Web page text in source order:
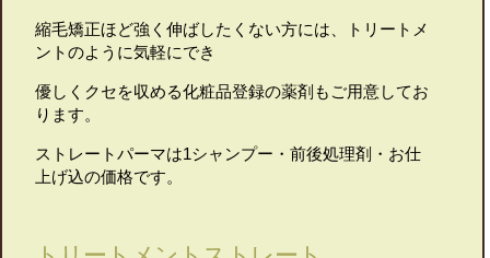
縮毛矯正ほど強く伸ばしたくない方には、トリートメ
ントのように気軽にでき
優しくクセを収める化粧品登録の薬剤もご用意してお
ります。
ストレートパーマは1シャンプー・前後処理剤・お仕
上げ込の価格です。